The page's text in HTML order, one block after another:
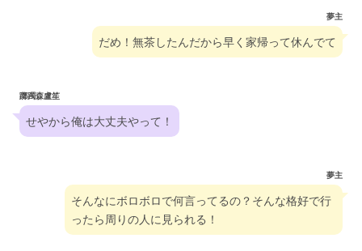
夢主
だめ！無茶したんだから早く家帰って休んでて
躑躅森盧笙
せやから俺は大丈夫やって！
夢主
そんなにボロボロで何言ってるの？そんな格好で行
ったら周りの人に見られる！